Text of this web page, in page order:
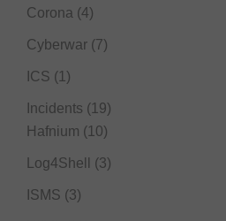
Corona (4)
Cyberwar (7)
ICS (1)
Incidents (19)
Hafnium (10)
Log4Shell (3)
ISMS (3)